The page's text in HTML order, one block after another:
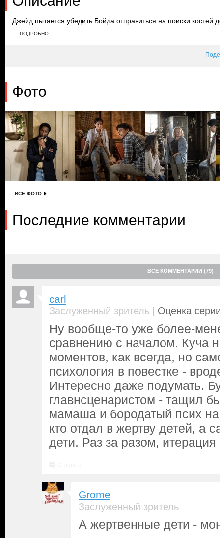
Джейд пытается убедить Бойда отправиться на поиски костей
опасным. Джейд ищет дверь в подвале, а Джули приносит
…ПОДРОБНО
Фото
ВСЕ ФОТО
Последние комментарии
ВСЕ КОММЕНТАРИИ (79)
carl
Заслуженный зритель | Оценка
Ну вообще-то уже более-
сравнению с началом. Куча
моментов, как всегда, но
психология в повестке -
Интересно даже подумать.
главнсценаристом - тащил
мамаша и бородатый псих
кто отдал в жертву детей, а
дети. Раз за разом,
Grome
Заслуженный зритель
А жертвенные дети -